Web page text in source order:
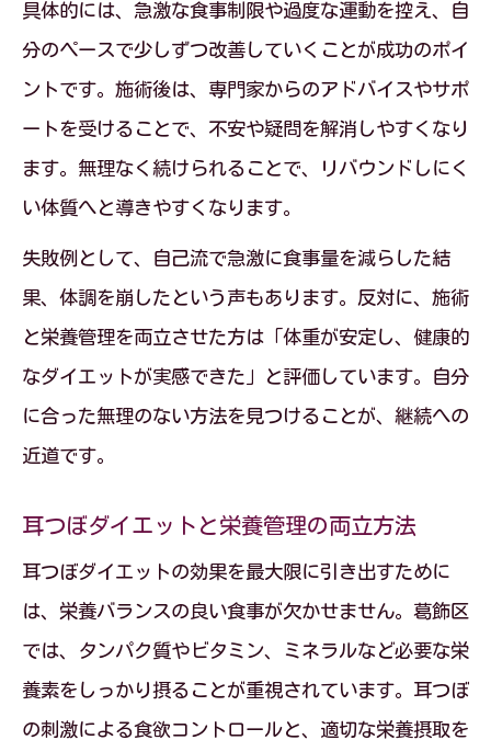
具体的には、急激な食事制限や過度な運動を控え、自
分のペースで少しずつ改善していくことが成功のポイ
ントです。施術後は、専門家からのアドバイスやサポ
ートを受けることで、不安や疑問を解消しやすくなり
ます。無理なく続けられることで、リバウンドしにく
い体質へと導きやすくなります。
失敗例として、自己流で急激に食事量を減らした結
果、体調を崩したという声もあります。反対に、施術
と栄養管理を両立させた方は「体重が安定し、健康的
なダイエットが実感できた」と評価しています。自分
に合った無理のない方法を見つけることが、継続への
近道です。
耳つぼダイエットと栄養管理の両立方法
耳つぼダイエットの効果を最大限に引き出すために
は、栄養バランスの良い食事が欠かせません。葛飾区
では、タンパク質やビタミン、ミネラルなど必要な栄
養素をしっかり摂ることが重視されています。耳つぼ
の刺激による食欲コントロールと、適切な栄養摂取を